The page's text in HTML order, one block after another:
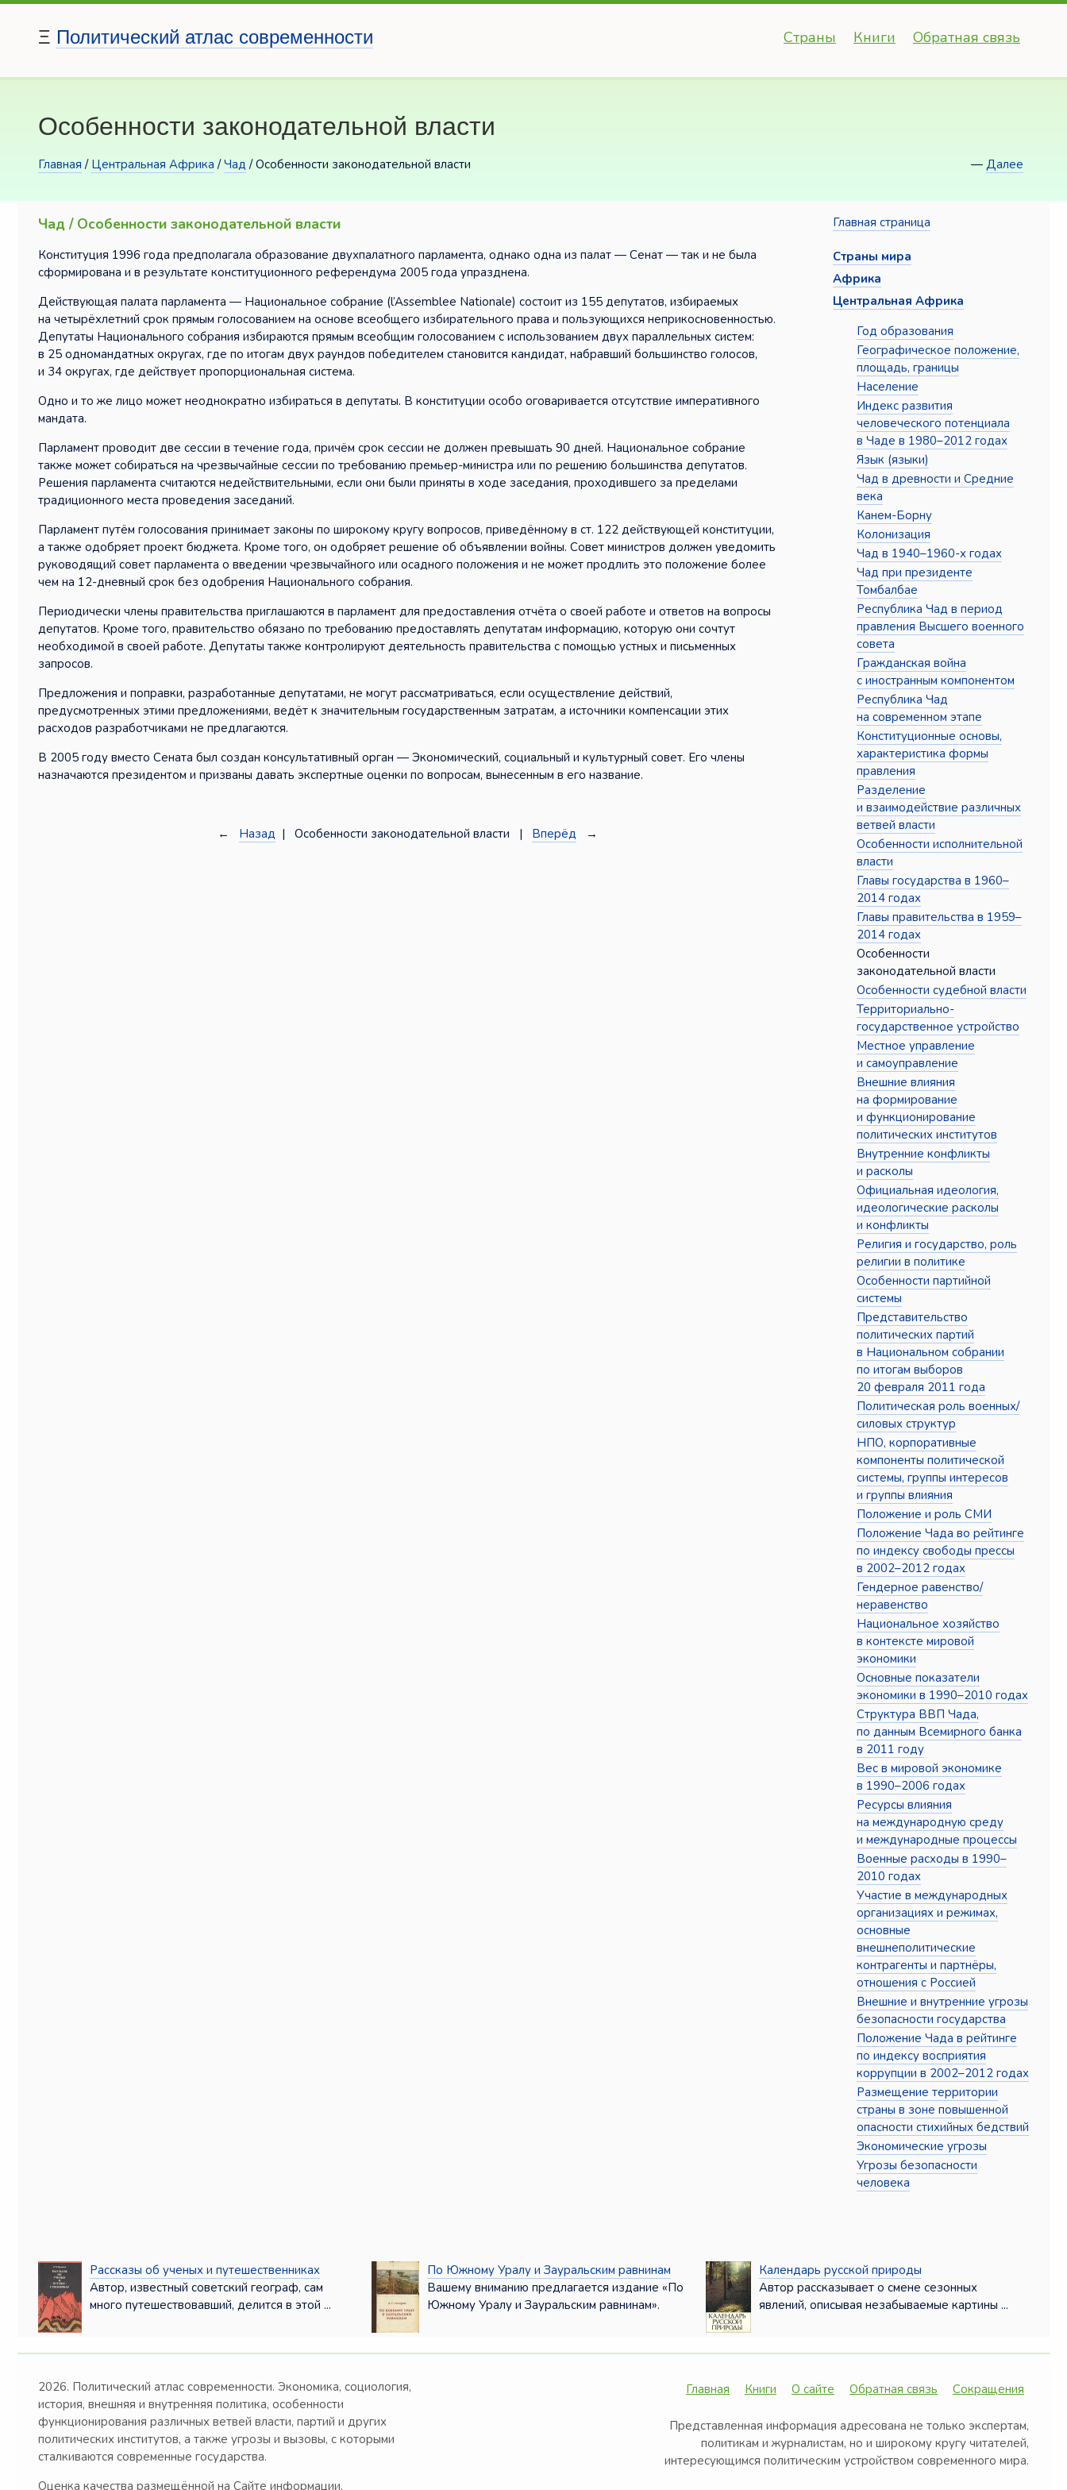
Ξ Политический атлас современности Страны Книги Обратная связь
Особенности законодательной власти
Главная / Центральная Африка /Чад / Особенности законодательной власти — Далее
Чад / Особенности законодательной власти
Конституция 1996 года предполагала образование двухпалатного парламента, однако одна из палат — Сенат — так и не была
сформирована и в результате конституционного референдума 2005 года упразднена.
Действующая палата парламента — Национальное собрание (l’Assemblee Nationale) состоит из 155 депутатов, избираемых
на четырёхлетний срок прямым голосованием на основе всеобщего избирательного права и пользующихся неприкосновенностью.
Депутаты Национального собрания избираются прямым всеобщим голосованием с использованием двух параллельных систем:
в 25 одномандатных округах, где по итогам двух раундов победителем становится кандидат, набравший большинство голосов,
и 34 округах, где действует пропорциональная система.
Одно и то же лицо может неоднократно избираться в депутаты. В конституции особо оговаривается отсутствие императивного
мандата.
Парламент проводит две сессии в течение года, причём срок сессии не должен превышать 90 дней. Национальное собрание
также может собираться на чрезвычайные сессии по требованию премьер-министра или по решению большинства депутатов.
Решения парламента считаются недействительными, если они были приняты в ходе заседания, проходившего за пределами
традиционного места проведения заседаний.
Парламент путём голосования принимает законы по широкому кругу вопросов, приведённому в ст. 122 действующей конституции,
а также одобряет проект бюджета. Кроме того, он одобряет решение об объявлении войны. Совет министров должен уведомить
руководящий совет парламента о введении чрезвычайного или осадного положения и не может продлить это положение более
чем на 12-дневный срок без одобрения Национального собрания.
Периодически члены правительства приглашаются в парламент для предоставления отчёта о своей работе и ответов на вопросы
депутатов. Кроме того, правительство обязано по требованию предоставлять депутатам информацию, которую они сочтут
необходимой в своей работе. Депутаты также контролируют деятельность правительства с помощью устных и письменных
запросов.
Предложения и поправки, разработанные депутатами, не могут рассматриваться, если осуществление действий,
предусмотренных этими предложениями, ведёт к значительным государственным затратам, а источники компенсации этих
расходов разработчиками не предлагаются.
В 2005 году вместо Сената был создан консультативный орган — Экономический, социальный и культурный совет. Его члены
назначаются президентом и призваны давать экспертные оценки по вопросам, вынесенным в его название.
← Назад | Особенности законодательной власти | Вперёд →
Главная страница
Страны мира
Африка
Центральная Африка
Год образования
Географическое положение,
площадь, границы
Население
Индекс развития
человеческого потенциала
в Чаде в 1980–2012 годах
Язык (языки)
Чад в древности и Средние
века
Канем-Борну
Колонизация
Чад в 1940–1960-х годах
Чад при президенте
Томбалбае
Республика Чад в период
правления Высшего военного
совета
Гражданская война
с иностранным компонентом
Республика Чад
на современном этапе
Конституционные основы,
характеристика формы
правления
Разделение
и взаимодействие различных
ветвей власти
Особенности исполнительной
власти
Главы государства в 1960–
2014 годах
Главы правительства в 1959–
2014 годах
Особенности
законодательной власти
Особенности судебной власти
Территориально-
государственное устройство
Местное управление
и самоуправление
Внешние влияния
на формирование
и функционирование
политических институтов
Внутренние конфликты
и расколы
Официальная идеология,
идеологические расколы
и конфликты
Религия и государство, роль
религии в политике
Особенности партийной
системы
Представительство
политических партий
в Национальном собрании
по итогам выборов
20 февраля 2011 года
Политическая роль военных/
силовых структур
НПО, корпоративные
компоненты политической
системы, группы интересов
и группы влияния
Положение и роль СМИ
Положение Чада во рейтинге
по индексу свободы прессы
в 2002–2012 годах
Гендерное равенство/
неравенство
Национальное хозяйство
в контексте мировой
экономики
Основные показатели
экономики в 1990–2010 годах
Структура ВВП Чада,
по данным Всемирного банка
в 2011 году
Вес в мировой экономике
в 1990–2006 годах
Ресурсы влияния
на международную среду
и международные процессы
Военные расходы в 1990–
2010 годах
Участие в международных
организациях и режимах,
основные
внешнеполитические
контрагенты и партнёры,
отношения с Россией
Внешние и внутренние угрозы
безопасности государства
Положение Чада в рейтинге
по индексу восприятия
коррупции в 2002–2012 годах
Размещение территории
страны в зоне повышенной
опасности стихийных бедствий
Экономические угрозы
Угрозы безопасности
человека
Рассказы об ученых и путешественниках
Автор, известный советский географ, сам
много путешествовавший, делится в этой ...
По Южному Уралу и Зауральским равнинам
Вашему вниманию предлагается издание «По
Южному Уралу и Зауральским равнинам».
Календарь русской природы
Автор рассказывает о смене сезонных
явлений, описывая незабываемые картины ...
2026. Политический атлас современности. Экономика, социология,
история, внешняя и внутренняя политика, особенности
функционирования различных ветвей власти, партий и других
политических институтов, а также угрозы и вызовы, с которыми
сталкиваются современные государства.
Оценка качества размещённой на Сайте информации,
Главная Книги О сайте Обратная связь Сокращения
Представленная информация адресована не только экспертам,
политикам и журналистам, но и широкому кругу читателей,
интересующимся политическим устройством современного мира.